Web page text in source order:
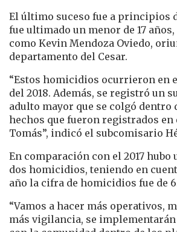
El último suceso fue a principios
fue ultimado un menor de 17
como Kevin Mendoza Oviedo,
departamento del Cesar.
“Estos homicidios ocurrieron en
del 2018. Además, se registró un
adulto mayor que se colgó dentro
hechos que fueron registrados en
Tomás”, indicó el subcomisario
En comparación con el 2017 hubo
dos homicidios, teniendo en
año la cifra de homicidios fue de
“Vamos a hacer más operativos,
más vigilancia, se